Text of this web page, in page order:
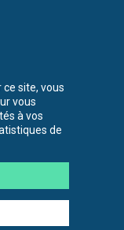
site, vous
vous
à vos
de